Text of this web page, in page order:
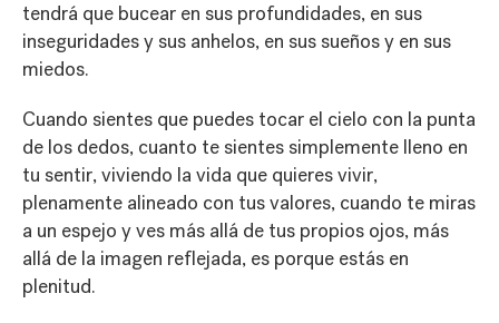
tendrá que bucear en sus profundidades, en sus
inseguridades y sus anhelos, en sus sueños y en sus
miedos.
Cuando sientes que puedes tocar el cielo con la punta
de los dedos, cuanto te sientes simplemente lleno en
tu sentir, viviendo la vida que quieres vivir,
plenamente alineado con tus valores, cuando te miras
a un espejo y ves más allá de tus propios ojos, más
allá de la imagen reflejada, es porque estás en
plenitud.